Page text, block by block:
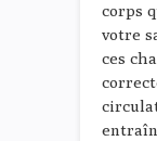
corps
votre
ces